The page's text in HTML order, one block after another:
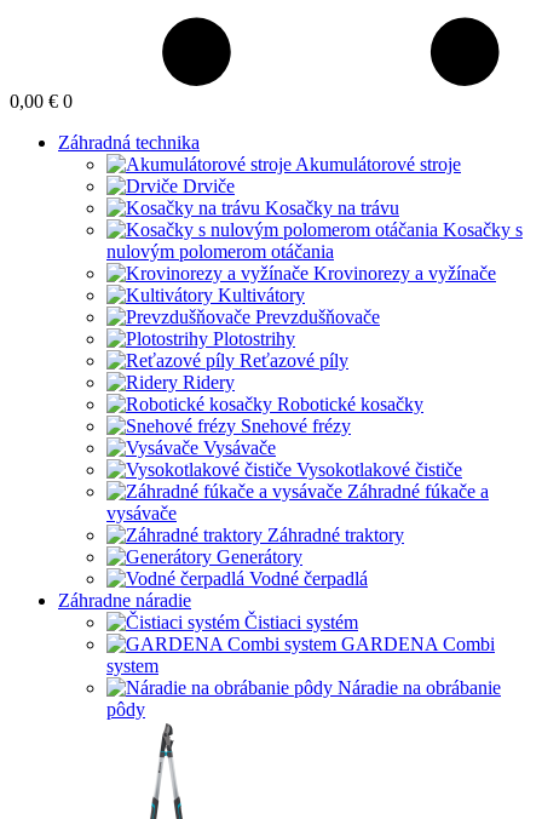
0,00 € 0
Záhradná technika
Akumulátorové stroje
Drviče
Kosačky na trávu
Kosačky s
nulovým polomerom otáčania
Krovinorezy a vyžínače
Kultivátory
Prevzdušňovače
Plotostrihy
Reťazové píly
Ridery
Robotické kosačky
Snehové frézy
Vysávače
Vysokotlakové čističe
Záhradné fúkače a
vysávače
Záhradné traktory
Generátory
Vodné čerpadlá
Záhradne náradie
Čistiaci systém
GARDENA Combi
system
Náradie na obrábanie
pôdy